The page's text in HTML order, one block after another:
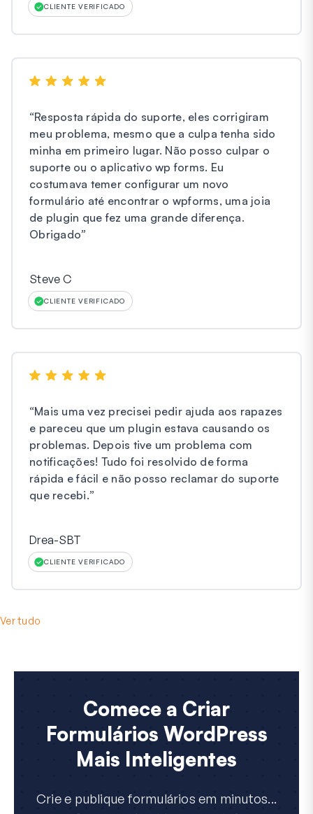
CLIENTE VERIFICADO
“Resposta rápida do suporte, eles corrigiram
meu problema, mesmo que a culpa tenha sido
minha em primeiro lugar. Não posso culpar o
suporte ou o aplicativo wp forms. Eu
costumava temer configurar um novo
formulário até encontrar o wpforms, uma joia
de plugin que fez uma grande diferença.
Obrigado”
Steve C
CLIENTE VERIFICADO
“Mais uma vez precisei pedir ajuda aos rapazes
e pareceu que um plugin estava causando os
problemas. Depois tive um problema com
notificações! Tudo foi resolvido de forma
rápida e fácil e não posso reclamar do suporte
que recebi.”
Drea-SBT
CLIENTE VERIFICADO
Ver tudo
Comece a Criar
Formulários WordPress
Mais Inteligentes
Crie e publique formulários em minutos...